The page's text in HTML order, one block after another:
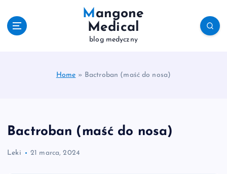
Mangone
Medical
blog medyczny
Home » Bactroban (maść do nosa)
Bactroban (maść do nosa)
Leki 21 marca, 2024